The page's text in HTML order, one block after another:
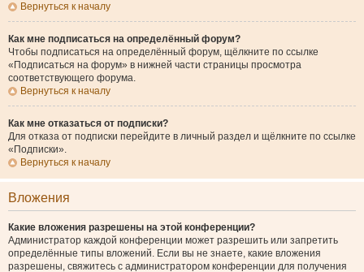
Вернуться к началу
Как мне подписаться на определённый форум?
Чтобы подписаться на определённый форум, щёлкните по ссылке
«Подписаться на форум» в нижней части страницы просмотра
соответствующего форума.
Вернуться к началу
Как мне отказаться от подписки?
Для отказа от подписки перейдите в личный раздел и щёлкните по ссылке
«Подписки».
Вернуться к началу
Вложения
Какие вложения разрешены на этой конференции?
Администратор каждой конференции может разрешить или запретить
определённые типы вложений. Если вы не знаете, какие вложения
разрешены, свяжитесь с администратором конференции для получения